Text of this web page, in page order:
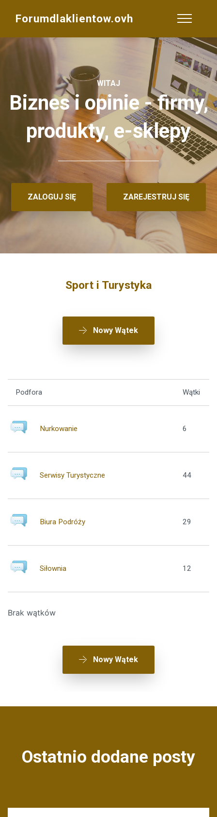
Forumdlaklientow.ovh
WITAJ
Biznes i opinie - firmy,
produkty, e-sklepy
ZALOGUJ SIĘ ZAREJESTRUJ SIĘ
Sport i Turystyka
Nowy Wątek
Podfora Wątki
Nurkowanie 6
Serwisy Turystyczne 44
Biura Podróży 29
Siłownia 12
Brak wątków
Nowy Wątek
Ostatnio dodane posty